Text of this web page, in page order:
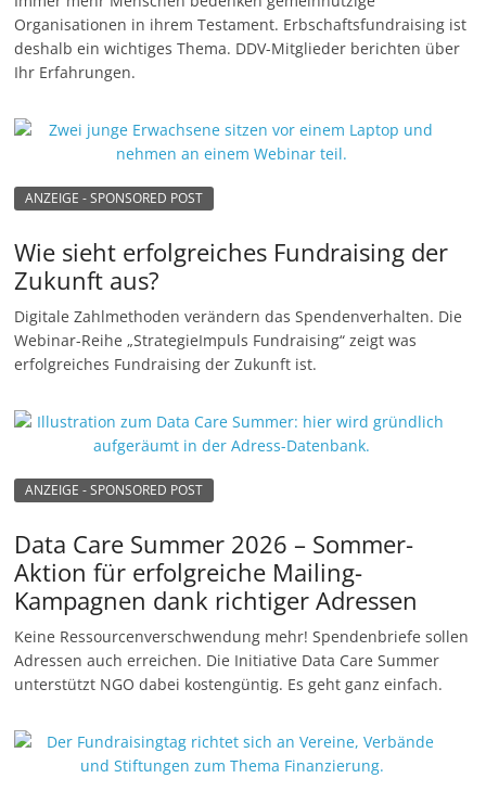
Organisationen in ihrem Testament. Erbschaftsfundraising ist
deshalb ein wichtiges Thema. DDV-Mitglieder berichten über
Ihr Erfahrungen.
ANZEIGE - SPONSORED POST
Wie sieht erfolgreiches Fundraising der
Zukunft aus?
Digitale Zahlmethoden verändern das Spendenverhalten. Die
Webinar-Reihe „StrategieImpuls Fundraising“ zeigt was
erfolgreiches Fundraising der Zukunft ist.
ANZEIGE - SPONSORED POST
Data Care Summer 2026 – Sommer-
Aktion für erfolgreiche Mailing-
Kampagnen dank richtiger Adressen
Keine Ressourcenverschwendung mehr! Spendenbriefe sollen
Adressen auch erreichen. Die Initiative Data Care Summer
unterstützt NGO dabei kostengüntig. Es geht ganz einfach.